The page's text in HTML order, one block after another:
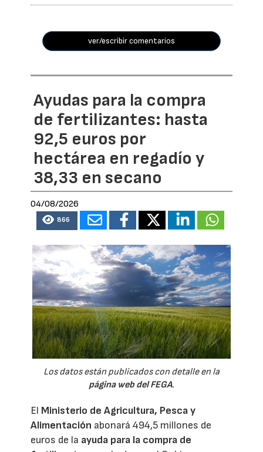
ver/escribir comentarios
Ayudas para la compra
de fertilizantes: hasta
92,5 euros por
hectárea en regadío y
38,33 en secano
04/08/2026
866
Los datos están publicados con detalle en la
página web del FEGA.
El Ministerio de Agricultura, Pesca y
Alimentación abonará 494,5 millones de
euros de la ayuda para la compra de